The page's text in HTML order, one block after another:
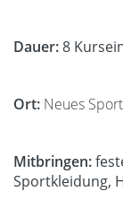
Dauer:8
Ort: Neues
Mitbringen:
Sportkleidung,